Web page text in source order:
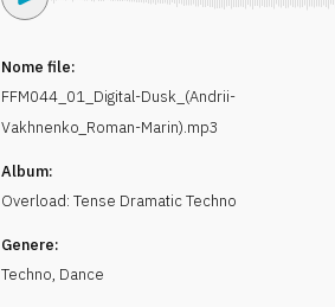
Nome file:
FFM044_01_Digital-Dusk_(Andrii-
Vakhnenko_Roman-Marin).mp3
Album:
Overload: Tense Dramatic Techno
Genere:
Techno, Dance